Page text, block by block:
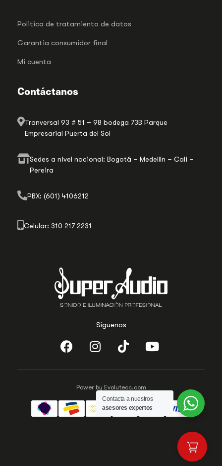
Síguenos
Politica de tratamiento de datos
Garantia consumidor final
Mi cuenta
Contáctanos
Tranversal 93 # 51 – 98 bodega 73B Parque
Empresarial Puerta del Sol
Sedes a nivel nacional: Bogotá – Medellín – Cali –
Pereira
PBX: (601) 4106212
Celular: 310 217 2231
Power by Evolutecc.com
Contacta a nuestros
asesores expertos